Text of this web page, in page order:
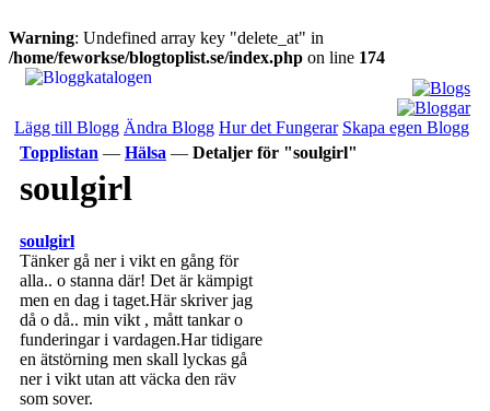
Warning: Undefined array key "delete_at" in
/home/feworkse/blogtoplist.se/index.php on line 174
Lägg till Blogg Ändra Blogg Hur det Fungerar Skapa egen Blogg
Topplistan — Hälsa — Detaljer för "soulgirl"
soulgirl
soulgirl
Tänker gå ner i vikt en gång för
alla.. o stanna där! Det är kämpigt
men en dag i taget.Här skriver jag
då o då.. min vikt , mått tankar o
funderingar i vardagen.Har tidigare
en ätstörning men skall lyckas gå
ner i vikt utan att väcka den räv
som sover.